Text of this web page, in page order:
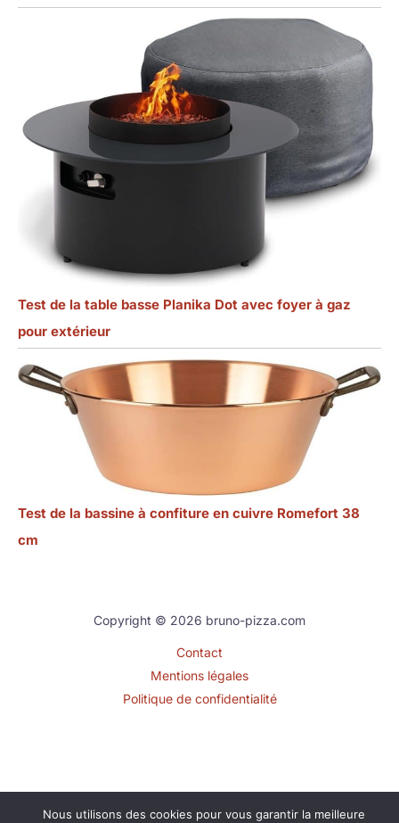
Test de la table basse Planika Dot avec foyer à gaz
pour extérieur
Test de la bassine à confiture en cuivre Romefort 38
cm
Copyright © 2026 bruno-pizza.com
Contact
Mentions légales
Politique de confidentialité
Nous utilisons des cookies pour vous garantir la meilleure